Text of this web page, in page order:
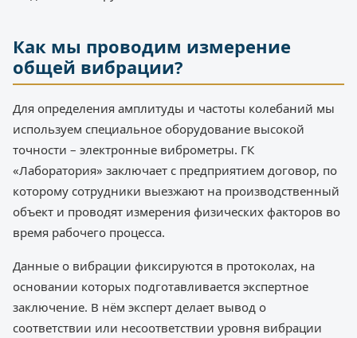
Как мы проводим измерение
общей вибрации?
Для определения амплитуды и частоты колебаний мы
используем специальное оборудование высокой
точности – электронные виброметры. ГК
«Лаборатория» заключает с предприятием договор, по
которому сотрудники выезжают на производственный
объект и проводят измерения физических факторов во
время рабочего процесса.
Данные о вибрации фиксируются в протоколах, на
основании которых подготавливается экспертное
заключение. В нём эксперт делает вывод о
соответствии или несоответствии уровня вибрации